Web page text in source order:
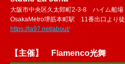
大阪市中央区久太郎町2-3-8 ハイム船場
OsakaMetro堺筋本町駅 11番出口より
https://la97.net/about/
【主催】 Flamenco光舞